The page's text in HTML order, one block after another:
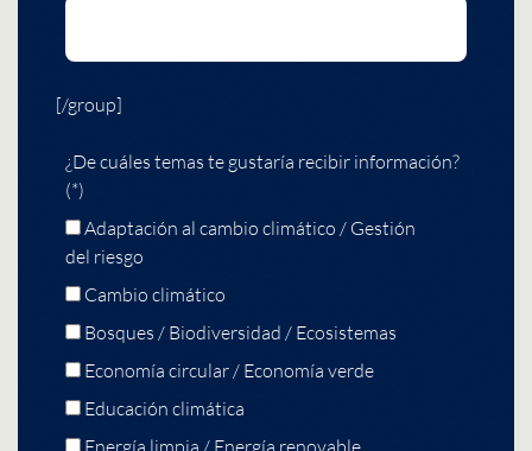
[/group]
¿De cuáles temas te gustaría recibir información?
(*)
Adaptación al cambio climático / Gestión
del riesgo
Cambio climático
Bosques / Biodiversidad / Ecosistemas
Economía circular / Economía verde
Educación climática